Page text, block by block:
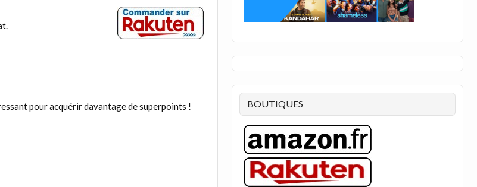
pour acquérir davantage de superpoints !
BOUTIQUES